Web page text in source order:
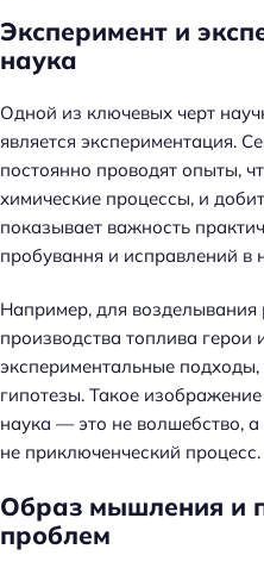
Эксперимент и
наука
Одной из ключевых черт
является экспериментация.
постоянно проводят опыты,
химические процессы, и
показывает важность
пробування и исправлений в
Например, для возделывания
производства топлива герои
экспериментальные подходы,
гипотезы. Такое
наука — это не волшебство, а
не приключенческий процесс.
Образ мышления и
проблем